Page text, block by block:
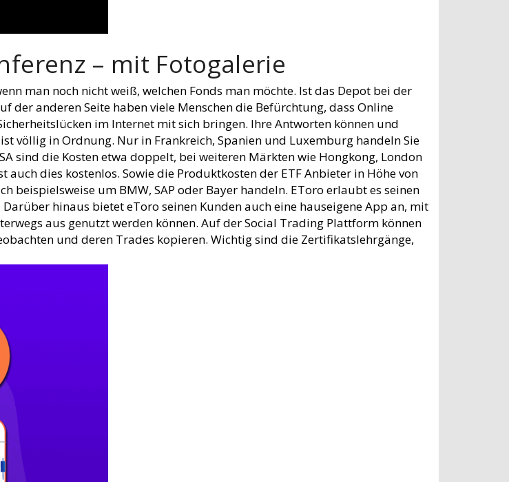
– mit Fotogalerie
man noch nicht weiß, welchen Fonds man möchte. Ist das Depot bei der
der anderen Seite haben viele Menschen die Befürchtung, dass Online
im Internet mit sich bringen. Ihre Antworten können und
völlig in Ordnung. Nur in Frankreich, Spanien und Luxemburg handeln Sie
sind die Kosten etwa doppelt, bei weiteren Märkten wie Hongkong, London
dies kostenlos. Sowie die Produktkosten der ETF Anbieter in Höhe von
beispielsweise um BMW, SAP oder Bayer handeln. EToro erlaubt es seinen
hinaus bietet eToro seinen Kunden auch eine hauseigene App an, mit
aus genutzt werden können. Auf der Social Trading Plattform können
und deren Trades kopieren. Wichtig sind die Zertifikatslehrgänge,